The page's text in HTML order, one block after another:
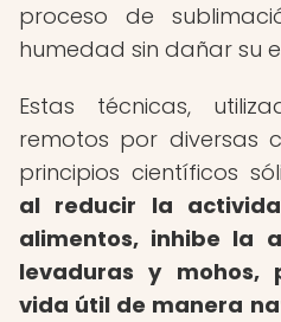
proceso de
humedad sin dañar su
Estas técnicas,
remotos por diversas
principios científicos
al reducir la
alimentos, inhibe la
levaduras y mohos,
vida útil de manera